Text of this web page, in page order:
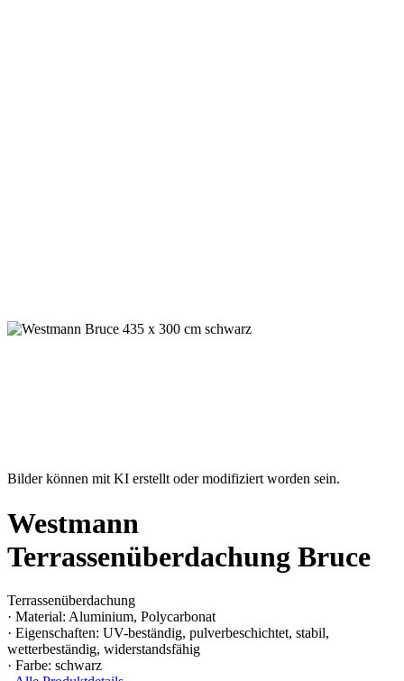
Bilder können mit KI erstellt oder modifiziert worden sein.
Westmann
Terrassenüberdachung Bruce
Terrassenüberdachung
· Material: Aluminium, Polycarbonat
· Eigenschaften: UV-beständig, pulverbeschichtet, stabil,
wetterbeständig, widerstandsfähig
· Farbe: schwarz